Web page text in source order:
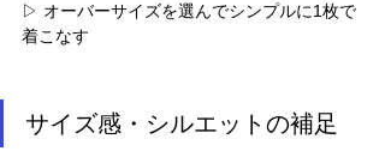
▷ オーバーサイズを選んでシンプルに1枚で
着こなす
サイズ感・シルエットの補足